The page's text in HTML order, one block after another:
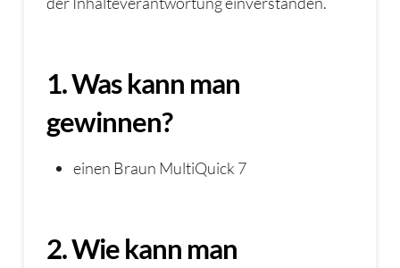
1. Was kann man
gewinnen?
einen Braun MultiQuick 7
2. Wie kann man